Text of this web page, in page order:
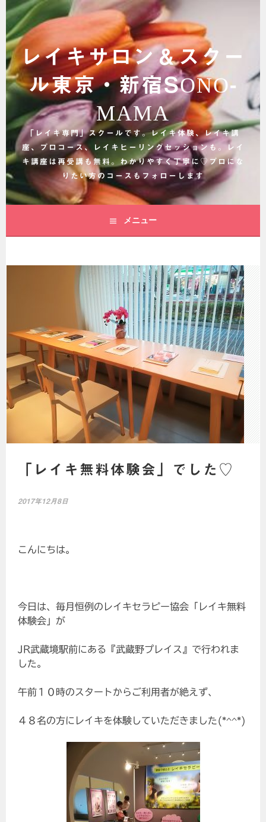
コ
ン
テ
ン
ツ
へ
ス
ッ
レイキサロン＆スクー
ル東京・新宿SONO-
MAMA
「レイキ専門」スクールです。レイキ体験、レイキ講
座、プロコース、レイキヒーリングセッションも。レイ
キ講座は再受講も無料。わかりやすく丁寧に♡プロにな
りたい方のコースもフォローします
メニュー
「レイキ無料体験会」でした♡
2017年12月8日
こんにちは。
今日は、毎月恒例のレイキセラピー協会「レイキ無料
体験会」が
JR武蔵境駅前にある『武蔵野プレイス』で行われま
した。
午前１０時のスタートからご利用者が絶えず、
４８名の方にレイキを体験していただきました(*^^*)